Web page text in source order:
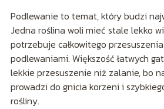
Podlewanie to temat, który budzi
Jedna roślina woli mieć stale lekko
potrzebuje całkowitego
podlewaniami. Większość łatwych
lekkie przesuszenie niż zalanie, bo
prowadzi do gnicia korzeni i
rośliny.